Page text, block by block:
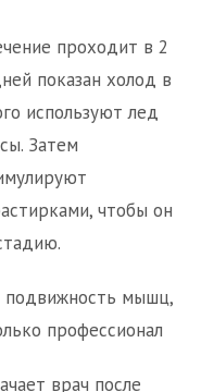
проходит в 2
показан холод в
используют лед
Затем
чтобы он
подвижность мышц,
профессионал
врач после